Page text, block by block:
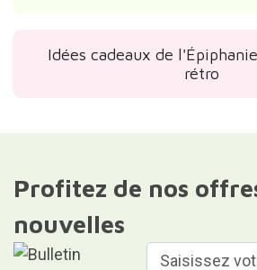
Idées cadeaux de
rétro
Profitez de nos
nouvelles